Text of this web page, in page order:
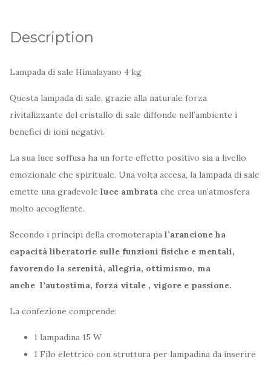
Description
Lampada di sale Himalayano 4 kg
Questa lampada di sale, grazie alla naturale forza
rivitalizzante del cristallo di sale diffonde nell’ambiente i
benefici di ioni negativi.
La sua luce soffusa ha un forte effetto positivo sia a livello
emozionale che spirituale. Una volta accesa, la lampada di sale
emette una gradevole luce ambrata che crea un’atmosfera
molto accogliente.
Secondo i principi della cromoterapia l’arancione ha
capacità liberatorie sulle funzioni fisiche e mentali,
favorendo la serenità, allegria, ottimismo, ma
anche l’autostima, forza vitale , vigore e passione.
La confezione comprende:
1 lampadina 15 W
1 Filo elettrico con struttura per lampadina da inserire